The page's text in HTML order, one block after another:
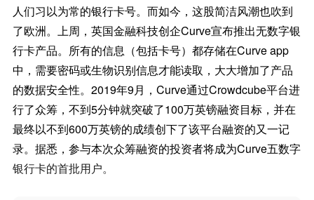
人们习以为常的银行卡号。而如今，这股简洁风潮也吹到
了欧洲。上周，英国金融科技创企Curve宣布推出无数字银
行卡产品。所有的信息（包括卡号）都存储在Curve app
中，需要密码或生物识别信息才能读取，大大增加了产品
的数据安全性。2019年9月，Curve通过Crowdcube平台进
行了众筹，不到5分钟就突破了100万英镑融资目标，并在
最终以不到600万英镑的成绩创下了该平台融资的又一记
录。据悉，参与本次众筹融资的投资者将成为Curve五数字
银行卡的首批用户。